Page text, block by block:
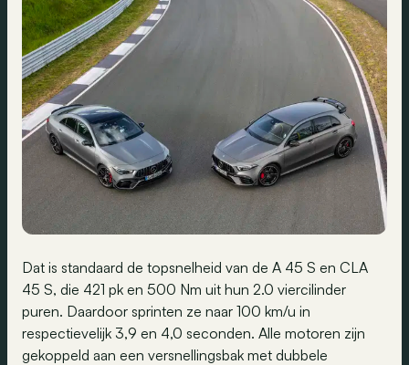
Dat is standaard de topsnelheid van de A 45 S en CLA
45 S, die 421 pk en 500 Nm uit hun 2.0 viercilinder
puren. Daardoor sprinten ze naar 100 km/u in
respectievelijk 3,9 en 4,0 seconden. Alle motoren zijn
gekoppeld aan een versnellingsbak met dubbele